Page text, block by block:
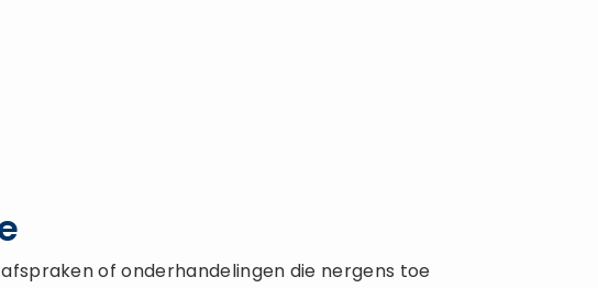
of onderhandelingen die nergens toe